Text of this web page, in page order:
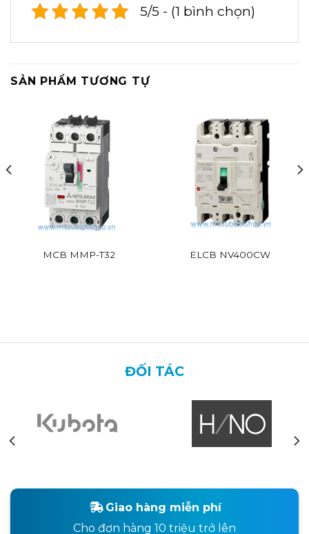
5/5 - (1 bình chọn)
SẢN PHẨM TƯƠNG TỰ
MCB MMP-T32 ELCB NV400CW
ĐỐI TÁC
Giao hàng miễn phí
Cho đơn hàng 10 triệu trở lên